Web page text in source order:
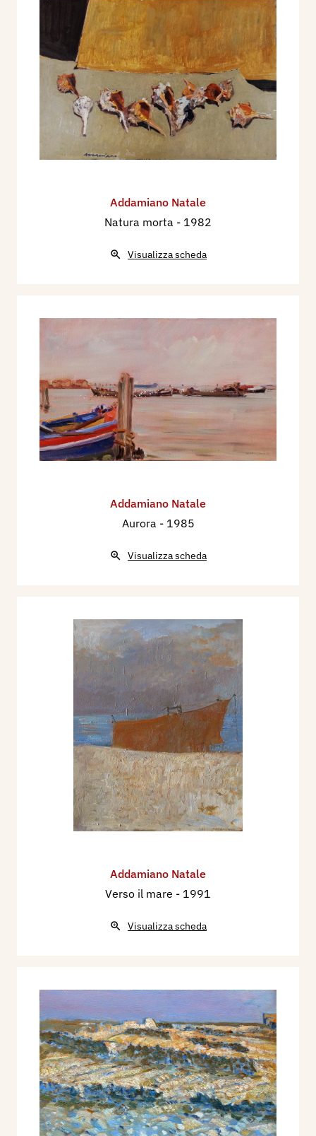
Addamiano Natale
Natura morta - 1982
Visualizza scheda
Addamiano Natale
Aurora - 1985
Visualizza scheda
Addamiano Natale
Verso il mare - 1991
Visualizza scheda